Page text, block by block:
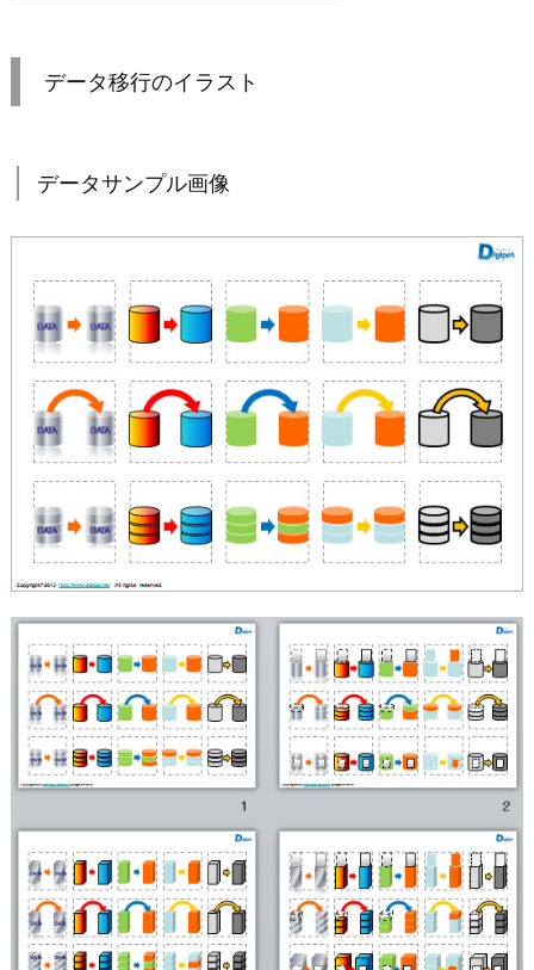
データ移行のイラスト
データサンプル画像